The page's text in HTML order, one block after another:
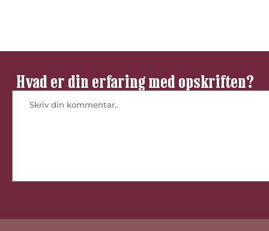
Hvad er din erfaring med opskriften?